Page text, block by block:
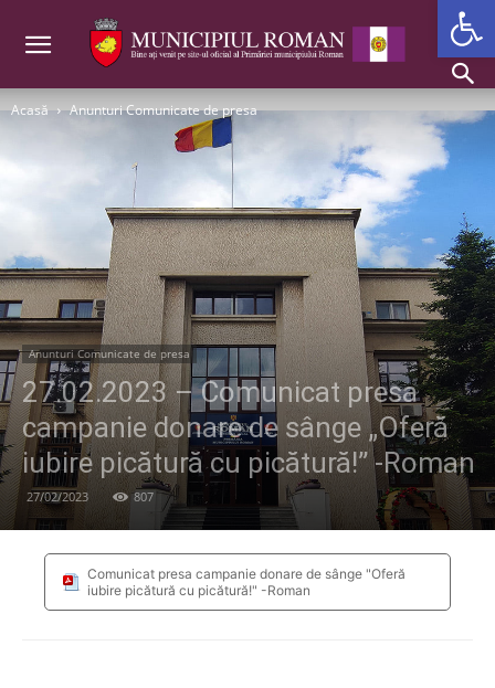
Acasă Anunturi Comunicate de presa
Anunturi Comunicate de presa
27.02.2023 – Comunicat presa
campanie donare de sânge „Oferă
iubire picătură cu picătură!” -Roman
27/02/2023 807
Comunicat presa campanie donare de sânge "Oferă
iubire picătură cu picătură!" -Roman